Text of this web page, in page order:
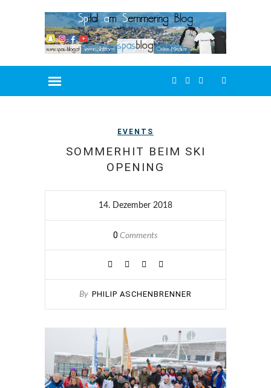
EVENTS
SOMMERHIT BEIM SKI
OPENING
14. Dezember 2018
0 Comments
By PHILIP ASCHENBRENNER